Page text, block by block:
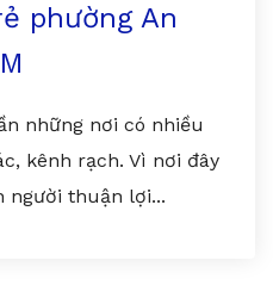
phường An
những nơi có nhiều
kênh rạch. Vì nơi đây
người thuận lợi...